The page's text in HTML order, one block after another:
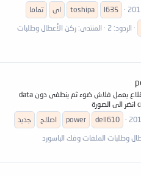
l635
toshipa اى
تماما
الردود: 2 المنتدى: ركن الأعطال وطلبات
السلام عليكم المشكل كان عند الاقلاع يعمل فلاش ضوء ثم ينطفى دون data
dell610
power اصلاح
جديد
وطلبات الملفات وفك الباسورد